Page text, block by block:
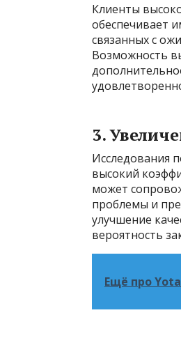
Клиенты
обеспечивает
связанных с
Возможность
3.
Исследования
высокий
может
проблемы и
улучшение
вероятность
Ещё про